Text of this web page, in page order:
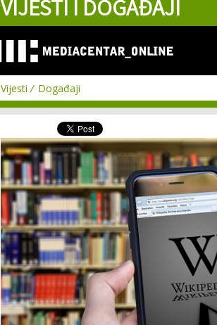
VIJESTI I DOGAĐAJI
Vijesti Događaji